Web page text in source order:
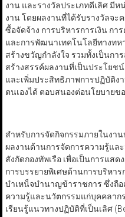
งาน และรางวัลประเภทดีเลิศ มี
งาน โดยผลงานที่ได้รับรางวัลจ
ซื้อจัดจ้าง การบริหารการเงิน กา
และการพัฒนาเทคโนโลยีทางทห
สร้างขวัญกำลังใจ รวมทั้งเป็นกา
สร้างสรรค์ผลงานที่เป็นประโยช
และเพิ่มประสิทธิภาพการปฏิบัติง
ตนเองได้ ตอบสนองต่อนโยบายข
สำหรับการจัดกิจกรรมภายในงา
ผลงานด้านการจัดการความรู้แล
สังกัดกองทัพเรือ เพื่อเป็นการแส
การบรรยายพิเศษด้านการบริหาร
บำเหน็จบำนาญข้าราชการ ซึ่งถื
ความรู้และนวัตกรรมแก่บุคคลาก
เรียนรู้แนวทางปฏิบัติที่เป็นเลิศ